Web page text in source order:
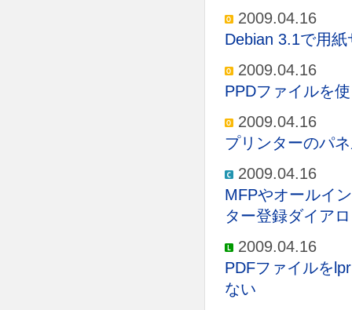
2009.04.16
Debian 3.1で用
2009.04.16
PPDファイルを
2009.04.16
プリンターのパ
2009.04.16
MFPやオールイ
ター登録ダイア
2009.04.16
PDFファイルを
ない